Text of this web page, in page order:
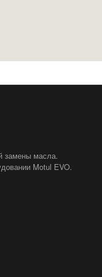
замены масла.
Motul EVO.